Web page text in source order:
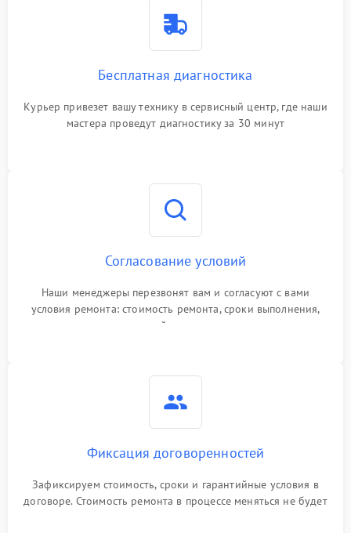
Бесплатная диагностика
Курьер привезет вашу технику в сервисный центр, где наши
мастера проведут диагностику за 30 минут
Согласование условий
Наши менеджеры перезвонят вам и согласуют с вами
условия ремонта: стоимость ремонта, сроки выполнения,
гарантийные условия
Фиксация договоренностей
Зафиксируем стоимость, сроки и гарантийные условия в
договоре. Стоимость ремонта в процессе меняться не будет